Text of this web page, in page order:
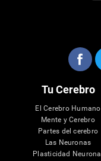
Tu Cerebro
El Cerebro Humano
Mente y Cerebro
Partes del cerebro
Las Neuronas
Plasticidad Neuronal